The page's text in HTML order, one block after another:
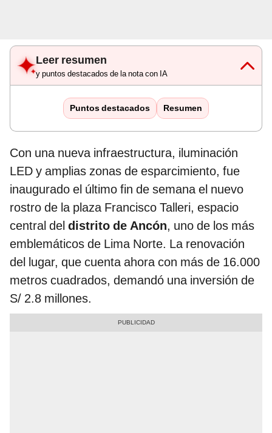
Leer resumen
y puntos destacados de la nota con IA
Puntos destacados Resumen
Con una nueva infraestructura, iluminación
LED y amplias zonas de esparcimiento, fue
inaugurado el último fin de semana el nuevo
rostro de la plaza Francisco Talleri, espacio
central del distrito de Ancón, uno de los más
emblemáticos de Lima Norte. La renovación
del lugar, que cuenta ahora con más de 16.000
metros cuadrados, demandó una inversión de
S/ 2.8 millones.